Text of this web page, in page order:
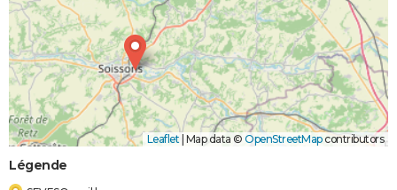
Leaflet Map data © OpenStreetMapcontributors
Légende